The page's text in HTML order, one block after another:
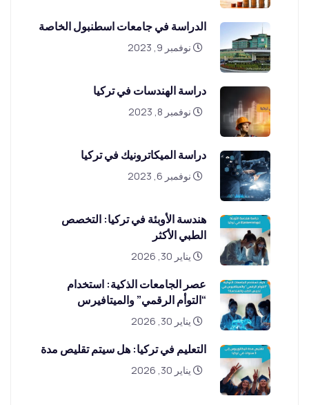
الدراسة في جامعات اسطنبول الخاصة
نوفمبر 9, 2023
دراسة الهندسات في تركيا
نوفمبر 8, 2023
دراسة الميكاترونيك في تركيا
نوفمبر 6, 2023
هندسة الأوبئة في تركيا: التخصص
الطبي الأكثر
يناير 30, 2026
عصر الجامعات الذكية: استخدام
“التوأم الرقمي” والميتافيرس
يناير 30, 2026
التعليم في تركيا: هل سيتم تقليص مدة
يناير 30, 2026